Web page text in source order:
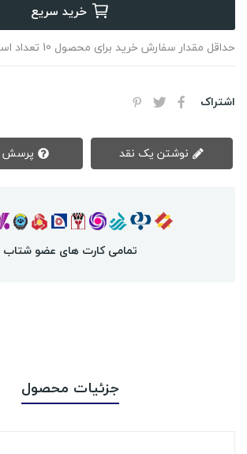
خرید سریع
حداقل مقدار سفارش خرید برای محصول 10 تعداد است.
اشتراک
تمامی کارت های عضو شتاب
جزئیات محصول